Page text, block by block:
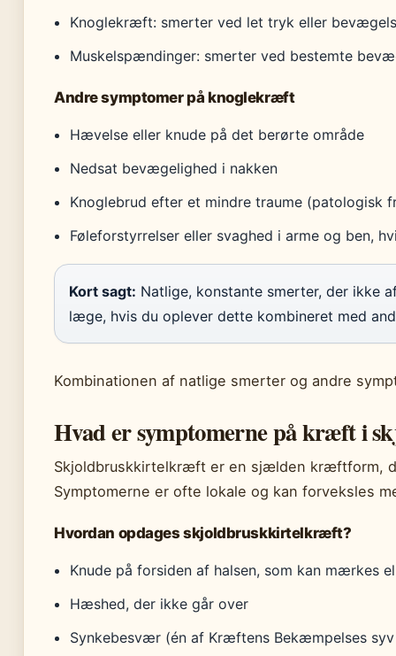
Knoglekræft: smerter ved let tryk eller
Muskelspændinger: smerter ved bestemte
Andre symptomer på knoglekræft
Hævelse eller knude på det berørte område
Nedsat bevægelighed i nakken
Knoglebrud efter et mindre traume (patologisk
Føleforstyrrelser eller svaghed i arme og ben,
Kort sagt: Natlige, konstante smerter, der ikke
læge, hvis du oplever dette kombineret med
Kombinationen af natlige smerter og andre
Hvad er symptomerne på kræft i
Skjoldbruskkirtelkræft er en sjælden kræftform,
Symptomerne er ofte lokale og kan forveksles
Hvordan opdages skjoldbruskkirtelkræft?
Knude på forsiden af halsen, som kan mærkes
Hæshed, der ikke går over
Synkebesvær (én af Kræftens Bekæmpelses